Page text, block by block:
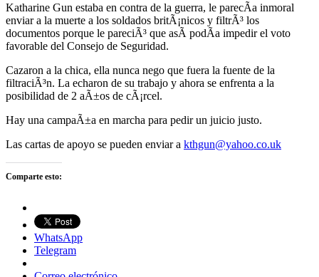
Katharine Gun estaba en contra de la guerra, le parecÃ­a inmoral
enviar a la muerte a los soldados britÃ¡nicos y filtrÃ³ los
documentos porque le pareciÃ³ que asÃ­ podÃ­a impedir el voto
favorable del Consejo de Seguridad.
Cazaron a la chica, ella nunca nego que fuera la fuente de la
filtraciÃ³n. La echaron de su trabajo y ahora se enfrenta a la
posibilidad de 2 aÃ±os de cÃ¡rcel.
Hay una campaÃ±a en marcha para pedir un juicio justo.
Las cartas de apoyo se pueden enviar a kthgun@yahoo.co.uk
Comparte esto:
WhatsApp
Telegram